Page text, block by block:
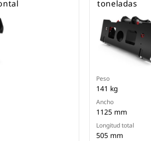
toneladas
Peso
141 kg
Ancho
1125 mm
Longitud total
505 mm